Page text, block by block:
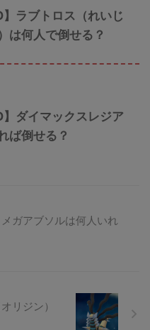
】ラブトロス（れいじ
は何人で倒せる？
】ダイマックスレジア
ば倒せる？
メガアブソルは何人いれ
リジン）